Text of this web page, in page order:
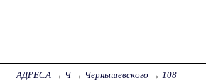
АДРЕСА→ Ч→ Чернышевского → 108